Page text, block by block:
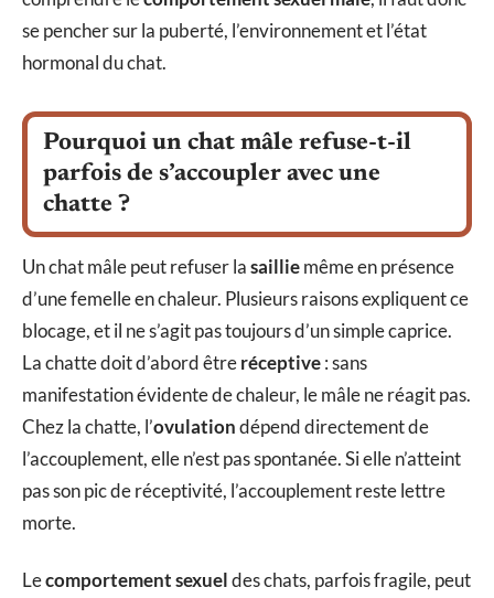
se pencher sur la puberté, l’environnement et l’état
hormonal du chat.
Pourquoi un chat mâle refuse-t-il
parfois de s’accoupler avec une
chatte ?
Un chat mâle peut refuser lasailliemême en présence
d’une femelle en chaleur. Plusieurs raisons expliquent ce
blocage, et il ne s’agit pas toujours d’un simple caprice.
La chatte doit d’abord êtreréceptive: sans
manifestation évidente de chaleur, le mâle ne réagit pas.
Chez la chatte, l’ovulationdépend directement de
l’accouplement, elle n’est pas spontanée. Si elle n’atteint
pas son pic de réceptivité, l’accouplement reste lettre
morte.
Lecomportement sexueldes chats, parfois fragile, peut